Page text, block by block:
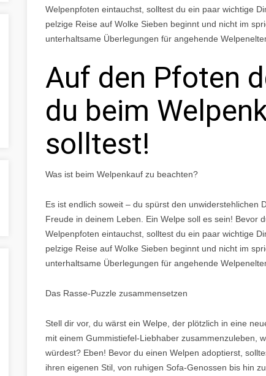
Welpenpfoten eintauchst, solltest du ein paar wichtige
pelzige Reise auf Wolke Sieben beginnt und nicht im
unterhaltsame Überlegungen für angehende
Auf den Pfoten
du beim
solltest!
Was ist beim Welpenkauf zu beachten?
Es ist endlich soweit – du spürst den unwiderstehlichen
Freude in deinem Leben. Ein Welpe soll es sein! Bevor
Welpenpfoten eintauchst, solltest du ein paar wichtige
pelzige Reise auf Wolke Sieben beginnt und nicht im
unterhaltsame Überlegungen für angehende
Das Rasse-Puzzle zusammensetzen
Stell dir vor, du wärst ein Welpe, der plötzlich in eine
mit einem Gummistiefel-Liebhaber zusammenzuleben,
würdest? Eben! Bevor du einen Welpen adoptierst,
ihren eigenen Stil, von ruhigen Sofa-Genossen bis hin